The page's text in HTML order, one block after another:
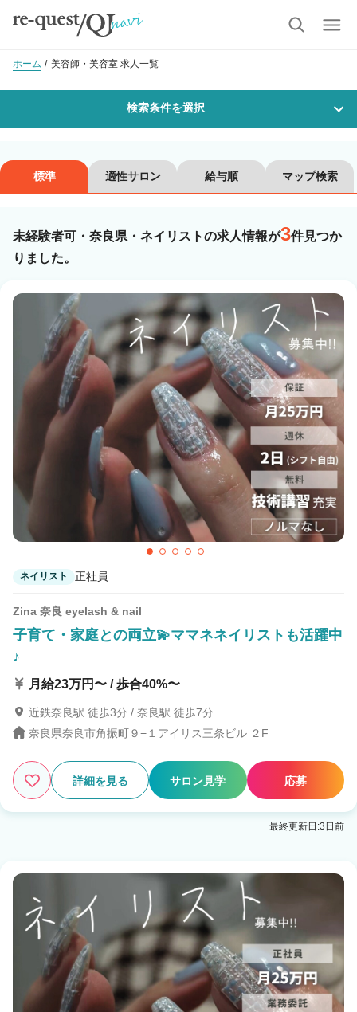
ホーム 美容師・美容室 求人一覧
検索条件を選択
沿線・駅を選択 市区町村を選択
美容師スタイリスト 美容師アシスタント
カラーリスト フロント・レセプション
ヘアメイク・美容部員 アイリスト
ネイリスト エステティシャン
講師・インストラクター 営業・販売スタッフ・その他
雇用形態
業務委託・フリーランス
詳細条件
未経験者可
この条件の求人数3件
検索する
標準 適性サロン 給与順 マップ検索
未経験者可・奈良県・ネイリストの求人情報が3件見つか
りました。
ネイリスト 正社員
Zina 奈良 eyelash & nail
子育て・家庭との両立💫ママネネイリストも活躍中
♪
月給23万円〜 / 歩合40%〜
近鉄奈良駅 徒歩3分 / 奈良駅 徒歩7分
奈良県奈良市角振町９−１アイリス三条ビル ２F
詳細を見る サロン見学 応募
最終更新日:3日前